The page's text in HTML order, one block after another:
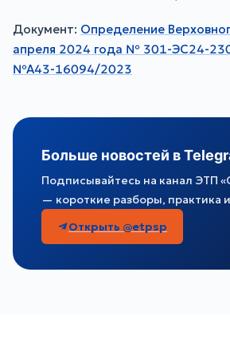
Документ: Определение
апреля 2024 года № 301-ЭС24-
№А43-16094/2023
Больше новостей в
Подписывайтесь на канал ЭТП
— короткие разборы, практика
Открыть @etpsp